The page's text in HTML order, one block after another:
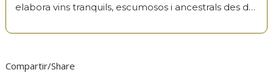
elabora vins tranquils, escumosos i ancestrals des d…
Compartir/Share